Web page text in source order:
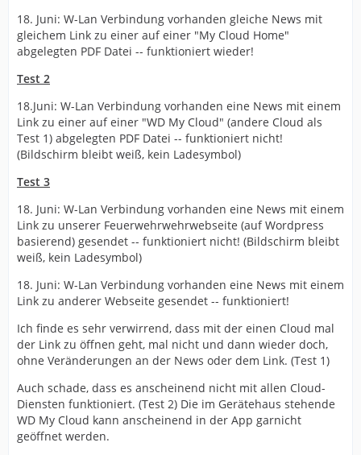
18. Juni: W-Lan Verbindung vorhanden gleiche News mit
gleichem Link zu einer auf einer "My Cloud Home"
abgelegten PDF Datei -- funktioniert wieder!
Test 2
18.Juni: W-Lan Verbindung vorhanden eine News mit einem
Link zu einer auf einer "WD My Cloud" (andere Cloud als
Test 1) abgelegten PDF Datei -- funktioniert nicht!
(Bildschirm bleibt weiß, kein Ladesymbol)
Test 3
18. Juni: W-Lan Verbindung vorhanden eine News mit einem
Link zu unserer Feuerwehrwehrwebseite (auf Wordpress
basierend) gesendet -- funktioniert nicht! (Bildschirm bleibt
weiß, kein Ladesymbol)
18. Juni: W-Lan Verbindung vorhanden eine News mit einem
Link zu anderer Webseite gesendet -- funktioniert!
Ich finde es sehr verwirrend, dass mit der einen Cloud mal
der Link zu öffnen geht, mal nicht und dann wieder doch,
ohne Veränderungen an der News oder dem Link. (Test 1)
Auch schade, dass es anscheinend nicht mit allen Cloud-
Diensten funktioniert. (Test 2) Die im Gerätehaus stehende
WD My Cloud kann anscheinend in der App garnicht
geöffnet werden.